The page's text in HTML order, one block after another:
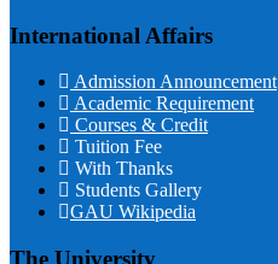
International Affairs
Admission Announcement
Academic Requirement
Courses & Credit
Tuition Fee
With Thanks
Students Gallery
GAU Wikipedia
The University